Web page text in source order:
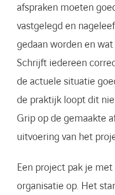
afspraken moeten
vastgelegd en
gedaan worden en
Schrijft iedereen
de actuele situatie
de praktijk loopt dit
Grip op de gemaakte
uitvoering van het
Een project pak je
organisatie op. Het